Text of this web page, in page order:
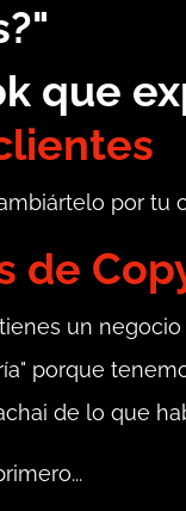
que
por tu
de
un
porque
de lo que